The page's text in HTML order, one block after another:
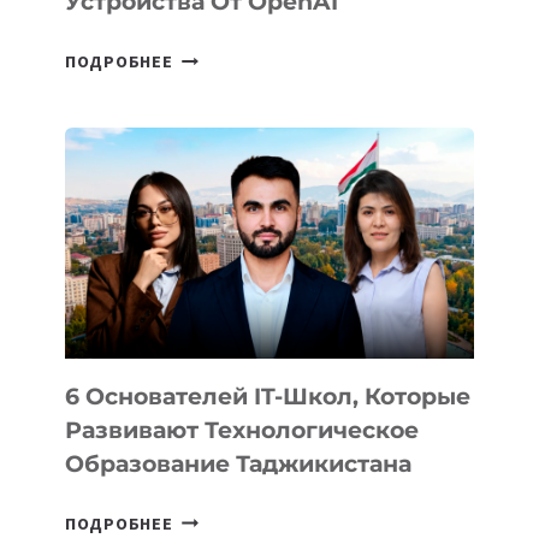
ПОДРОБНЕЕ СТАЛИ
ВНЕШНЕГО
ВИДА
НОВОГО
УСТРОЙСТВА
ОТ
OPENAI
6 Основателей IT-Школ, Которые
Развивают Технологическое
Образование Таджикистана
ПОДРОБНЕЕ 6